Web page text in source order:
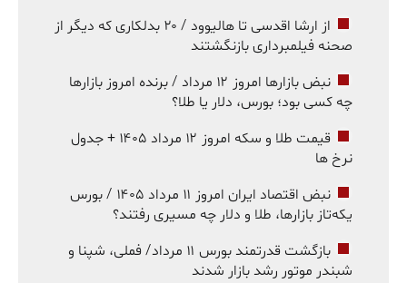
از ارشا اقدسی تا هالیوود / ۲۰ بدلکاری که دیگر از
صحنه فیلمبرداری بازنگشتند
نبض بازارها امروز ۱۲ مرداد / برنده امروز بازارها
چه کسی بود؛ بورس، دلار یا طلا؟
قیمت طلا و سکه امروز ۱۲ مرداد ۱۴۰۵ + جدول
نرخ ها
نبض اقتصاد ایران امروز ۱۱ مرداد ۱۴۰۵ / بورس
یکه‌تاز بازارها، طلا و دلار چه مسیری رفتند؟
بازگشت قدرتمند بورس ۱۱ مرداد/ فملی، شپنا و
شبندر موتور رشد بازار شدند